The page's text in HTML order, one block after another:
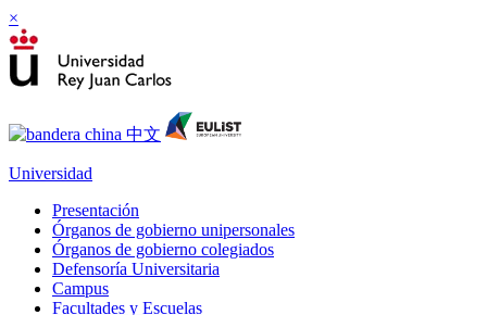
×
Universidad
Presentación
Órganos de gobierno unipersonales
Órganos de gobierno colegiados
Defensoría Universitaria
Campus
Facultades y Escuelas